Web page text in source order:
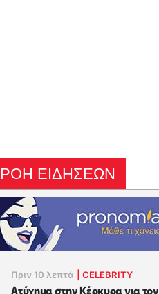
ΡΟΗ ΕΙΔΗΣΕΩΝ
Πριν 10 λεπτά |CELEBRITY
Ατύχημα στην Κέρκυρα για τον